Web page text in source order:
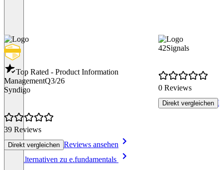
Top Rated - Product Information
ManagementQ3/26
Syndigo
39 Reviews
Direkt vergleichen Reviews ansehen
42Signals
0 Reviews
Direkt vergleichen
Alle Alternativen zu e.fundamentals